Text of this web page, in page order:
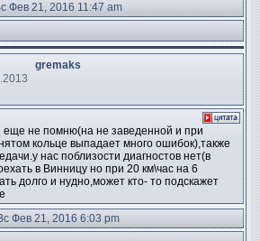
Фев 21, 2016 11:47 am
gremaks
еще не помню(на не заведенной и при
кольце выпадает много ошибок),также
нас поблизости диагностов нет(в
в Винницу но при 20 км\час на 6
долго и нудно,может кто- то подскажет
Фев 21, 2016 6:03 pm